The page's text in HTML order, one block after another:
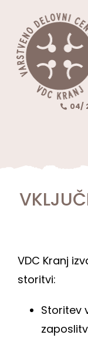
content
04/
DEJAVNOST
PRODAJNI
VDC Kranj
storitvi:
Storitev